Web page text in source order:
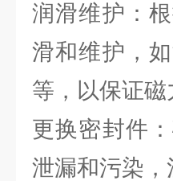
润滑维护：
滑和维护，
等，以保证
更换密封件
泄漏和污染